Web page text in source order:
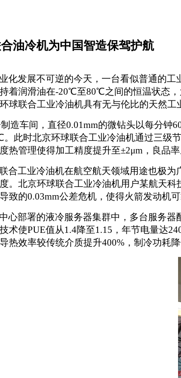
油冷机为中国智造保驾护航
化发展不可逆的今天 ，一台看似普通的工
着润滑油在-20℃至80℃之间的恒温状态，
球联合工业冷油机具有无与伦比的天然工
造车间，直径0.01mm的微钻头以每分钟
。此时北京环球联合工业冷油机通过三级
热管理使得加工精度提升至±2μm，良品率
合工业冷油机在航空航天领域用途也极为
。 北京环球联合工业冷油机用户某航天科
致的0.03mm公差危机，使得火箭发动机
心部署的液冷服务器集群中， 多台服务器
术使PUE值从1.4降至1.15，年节电量达
热效率较传统介质提升400%，制冷功耗降